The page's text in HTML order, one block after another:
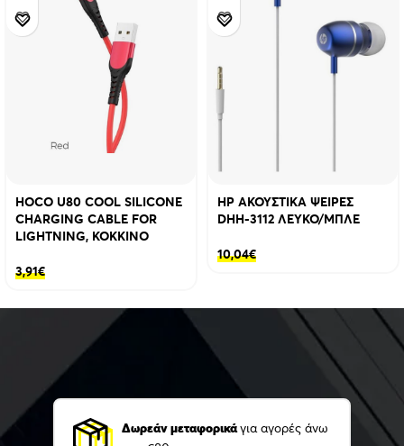
HOCO U80 COOL SILICONE
CHARGING CABLE FOR
LIGHTNING, ΚΟΚΚΙΝΟ
3,91€
HP ΑΚΟΥΣΤΙΚΑ ΨΕΙΡΕΣ
DHH-3112 ΛΕΥΚΟ/ΜΠΛΕ
10,04€
Δωρεάν μεταφορικάγια αγορές άνω